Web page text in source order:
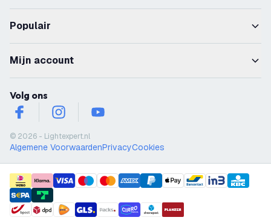
Populair
Mijn account
Volg ons
facebookinstagramyoutube
© 2026 - Lightexpert.nl
Algemene VoorwaardenPrivacyCookies
payment methods
shipment methods